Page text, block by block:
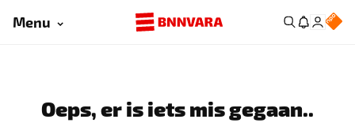
Menu
Oeps, er is iets mis gegaan..